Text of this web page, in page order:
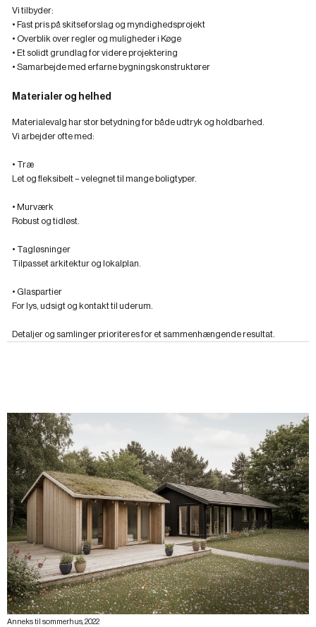
Vi tilbyder:
‍• Fast pris på skitseforslag og myndighedsprojekt
‍• Overblik over regler og muligheder i Køge
‍• Et solidt grundlag for videre projektering
• Samarbejde med erfarne bygningskonstruktører
Materialer og helhed
Materialevalg har stor betydning for både udtryk og holdbarhed.
Vi arbejder ofte med:
• Træ
Let og fleksibelt – velegnet til mange boligtyper.
• Murværk
Robust og tidløst.
• Tagløsninger
Tilpasset arkitektur og lokalplan.
• Glaspartier
For lys, udsigt og kontakt til uderum.
Detaljer og samlinger prioriteres for et sammenhængende resultat.
Anneks til sommerhus, 2022